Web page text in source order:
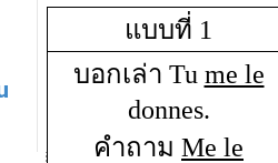
แบบที่ 1
บอกเล่า Tu me le
donnes.
คำถาม Me le